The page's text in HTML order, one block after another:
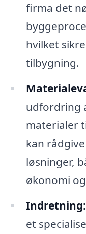
firma det
hvilket
tilbygning.
udfordring
materialer
kan
løsninger,
økonomi
Indretning:
et